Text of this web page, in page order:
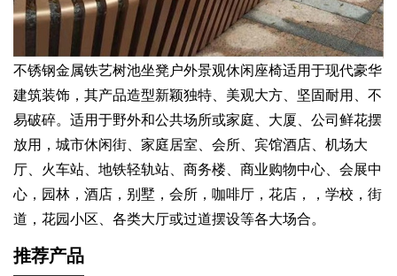
不锈钢金属铁艺树池坐凳户外景观休闲座椅适用于现代豪华
建筑装饰，其产品造型新颖独特、美观大方、坚固耐用、不
易破碎。适用于野外和公共场所或家庭、大厦、公司鲜花摆
放用，城市休闲街、家庭居室、会所、宾馆酒店、机场大
厅、火车站、地铁轻轨站、商务楼、商业购物中心、会展中
心，园林，酒店，别墅，会所，咖啡厅，花店，，学校，街
道，花园小区、各类大厅或过道摆设等各大场合。
推荐产品